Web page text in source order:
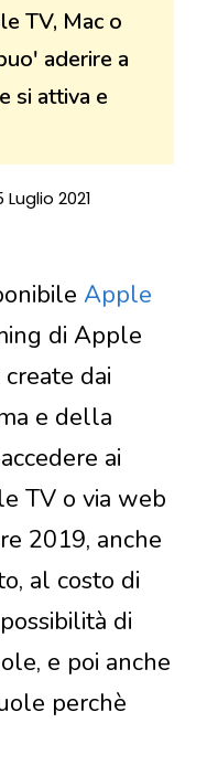
TV, Mac o
aderire a
si attiva e
Luglio 2021
Apple
di Apple
dai
e della
ai
TV o via web
2019, anche
al costo di
di
e poi anche
perchè